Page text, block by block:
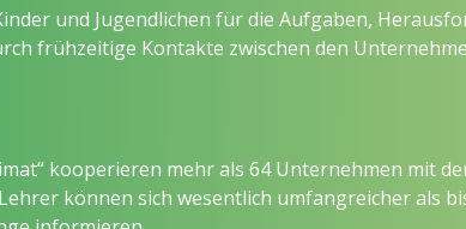
und Jugendlichen für die Aufgaben,
frühzeitige Kontakte zwischen den
kooperieren mehr als 64 Unternehmen mit
können sich wesentlich umfangreicher als